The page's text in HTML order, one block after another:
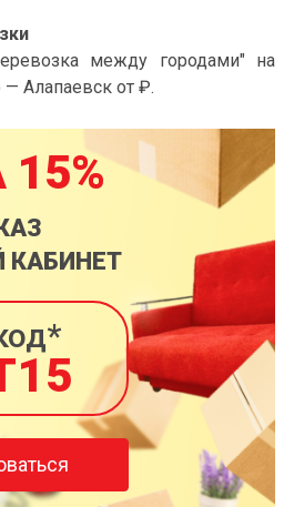
между городами" на
Алапаевск от ₽.
КАБИНЕТ